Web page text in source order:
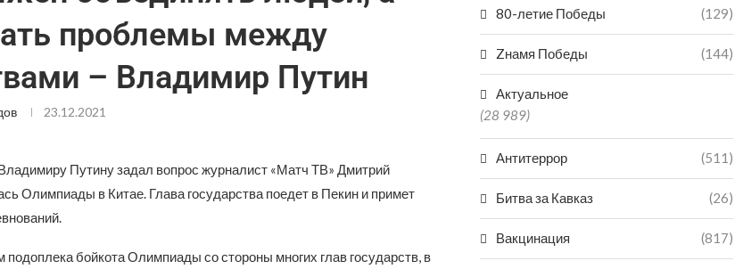
проблемы между
– Владимир Путин
23.12.2021
Путину задал вопрос журналист «Матч ТВ» Дмитрий
Олимпиады в Китае. Глава государства поедет в Пекин и примет
подоплека бойкота Олимпиады со стороны многих глав государств, в
80-летие Победы (129)
Zнамя Победы (144)
Актуальное
(28 989)
Антитеррор (511)
Битва за Кавказ (26)
Вакцинация (817)